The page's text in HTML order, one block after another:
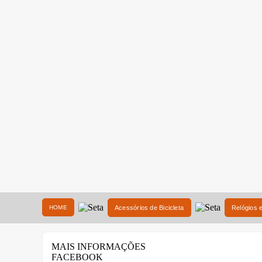
HOME Acessórios de Bicicleta Relógios
MAIS INFORMAÇÕES
FACEBOOK